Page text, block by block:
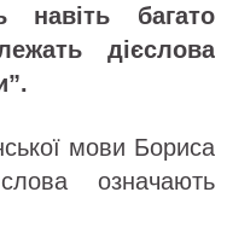
багато
дієслова
мови Бориса
означають